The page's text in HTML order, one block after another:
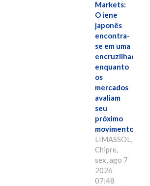
Markets:
O iene
japonês
encontra-
se em uma
encruzilhada
enquanto
os
mercados
avaliam
seu
próximo
movimento.
LIMASSOL,
Chipre,
sex, ago 7
2026
07:48